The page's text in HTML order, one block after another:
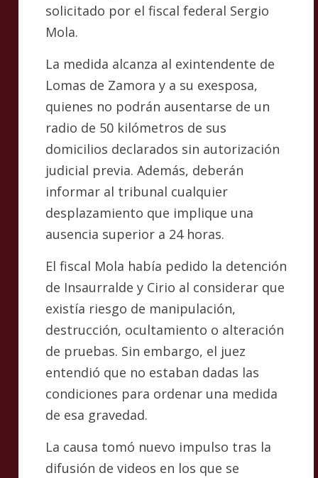
solicitado por el fiscal federal Sergio
Mola.
La medida alcanza al exintendente de
Lomas de Zamora y a su exesposa,
quienes no podrán ausentarse de un
radio de 50 kilómetros de sus
domicilios declarados sin autorización
judicial previa. Además, deberán
informar al tribunal cualquier
desplazamiento que implique una
ausencia superior a 24 horas.
El fiscal Mola había pedido la detención
de Insaurralde y Cirio al considerar que
existía riesgo de manipulación,
destrucción, ocultamiento o alteración
de pruebas. Sin embargo, el juez
entendió que no estaban dadas las
condiciones para ordenar una medida
de esa gravedad.
La causa tomó nuevo impulso tras la
difusión de videos en los que se